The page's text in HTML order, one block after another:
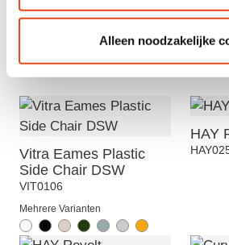
Alleen noodzakelijke
Siehe auch
Vitra Eames Plastic
Side Chair DSW
VIT0106
Mehrere Varianten
HAY